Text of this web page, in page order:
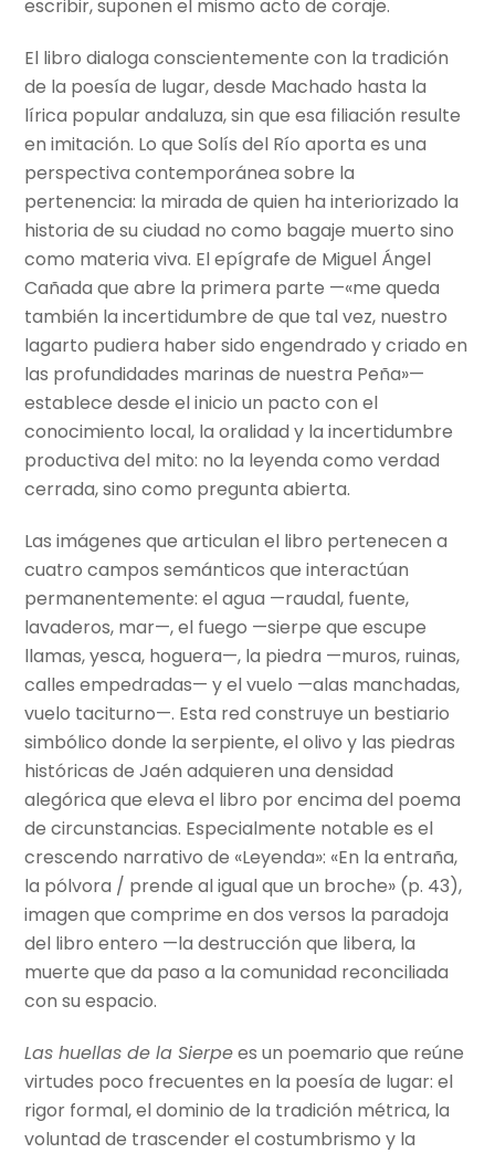
escribir, suponen el mismo acto de coraje.
El libro dialoga conscientemente con la tradición
de la poesía de lugar, desde Machado hasta la
lírica popular andaluza, sin que esa filiación resulte
en imitación. Lo que Solís del Río aporta es una
perspectiva contemporánea sobre la
pertenencia: la mirada de quien ha interiorizado la
historia de su ciudad no como bagaje muerto sino
como materia viva. El epígrafe de Miguel Ángel
Cañada que abre la primera parte —«me queda
también la incertidumbre de que tal vez, nuestro
lagarto pudiera haber sido engendrado y criado en
las profundidades marinas de nuestra Peña»—
establece desde el inicio un pacto con el
conocimiento local, la oralidad y la incertidumbre
productiva del mito: no la leyenda como verdad
cerrada, sino como pregunta abierta.
Las imágenes que articulan el libro pertenecen a
cuatro campos semánticos que interactúan
permanentemente: el agua —raudal, fuente,
lavaderos, mar—, el fuego —sierpe que escupe
llamas, yesca, hoguera—, la piedra —muros, ruinas,
calles empedradas— y el vuelo —alas manchadas,
vuelo taciturno—. Esta red construye un bestiario
simbólico donde la serpiente, el olivo y las piedras
históricas de Jaén adquieren una densidad
alegórica que eleva el libro por encima del poema
de circunstancias. Especialmente notable es el
crescendo narrativo de «Leyenda»: «En la entraña,
la pólvora / prende al igual que un broche» (p. 43),
imagen que comprime en dos versos la paradoja
del libro entero —la destrucción que libera, la
muerte que da paso a la comunidad reconciliada
con su espacio.
Las huellas de la Sierpees un poemario que reúne
virtudes poco frecuentes en la poesía de lugar: el
rigor formal, el dominio de la tradición métrica, la
voluntad de trascender el costumbrismo y la